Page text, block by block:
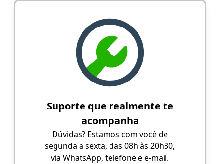
Suporte que realmente te
acompanha
Dúvidas? Estamos com você de
segunda a sexta, das 08h às 20h30,
via WhatsApp, telefone e e-mail.